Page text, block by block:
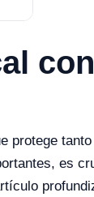
con
protege tanto
es